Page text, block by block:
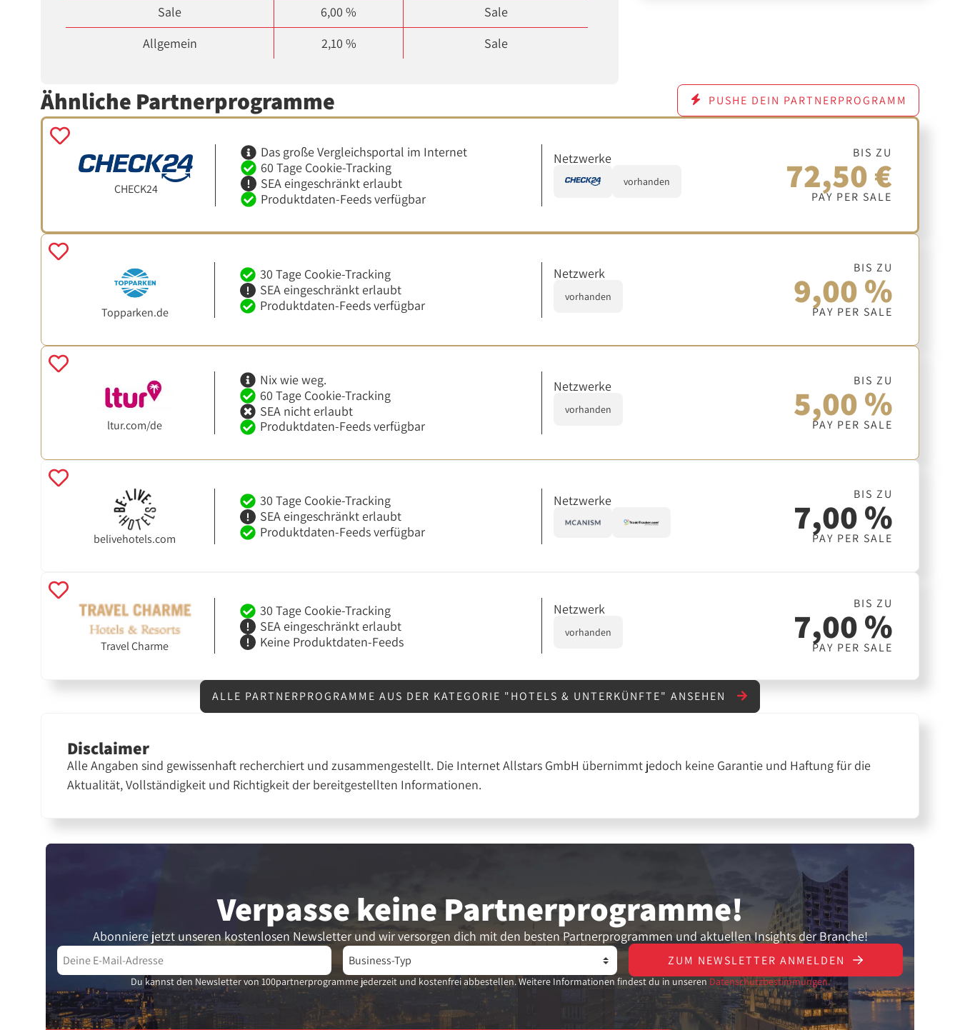
Sale
6,00 %
Sale
Allgemein
2,10 % Sale
Ähnliche Partnerprogramme PUSHE DEIN PARTNERPROGRAMM
CHECK24
Das große Vergleichsportal im Internet
60 Tage Cookie-Tracking
SEA eingeschränkt erlaubt
Produktdaten-Feeds verfügbar
Netzwerke
vorhanden
BIS ZU
72,50 €
PAY PER SALE
Topparken.de
30 Tage Cookie-Tracking
SEA eingeschränkt erlaubt
Produktdaten-Feeds verfügbar
Netzwerk
vorhanden
BIS ZU
9,00 %
PAY PER SALE
ltur.com/de
Nix wie weg.
60 Tage Cookie-Tracking
SEA nicht erlaubt
Produktdaten-Feeds verfügbar
Netzwerke
vorhanden
BIS ZU
5,00 %
PAY PER SALE
belivehotels.com
30 Tage Cookie-Tracking
SEA eingeschränkt erlaubt
Produktdaten-Feeds verfügbar
Netzwerke BIS ZU
7,00 %
PAY PER SALE
Travel Charme
30 Tage Cookie-Tracking
SEA eingeschränkt erlaubt
Keine Produktdaten-Feeds
Netzwerk
vorhanden
BIS ZU
7,00 %
PAY PER SALE
ALLE PARTNERPROGRAMME AUS DER KATEGORIE "HOTELS & UNTERKÜNFTE" ANSEHEN
Disclaimer
Alle Angaben sind gewissenhaft recherchiert und zusammengestellt. Die Internet Allstars GmbH übernimmt jedoch keine Garantie und Haftung für die
Aktualität, Vollständigkeit und Richtigkeit der bereitgestellten Informationen.
Verpasse keine Partner­programme!
Abonniere jetzt unseren kostenlosen Newsletter und wir versorgen dich mit den besten Partnerprogrammen und aktuellen Insights der Branche!
ZUM NEWSLETTER ANMELDEN
Du kannst den Newsletter von 100partnerprogramme jederzeit und kostenfrei abbestellen. Weitere Informationen findest du in unseren Datenschutzbestimmungen.